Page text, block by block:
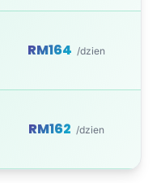
RM164 /dzien
RM162 /dzien